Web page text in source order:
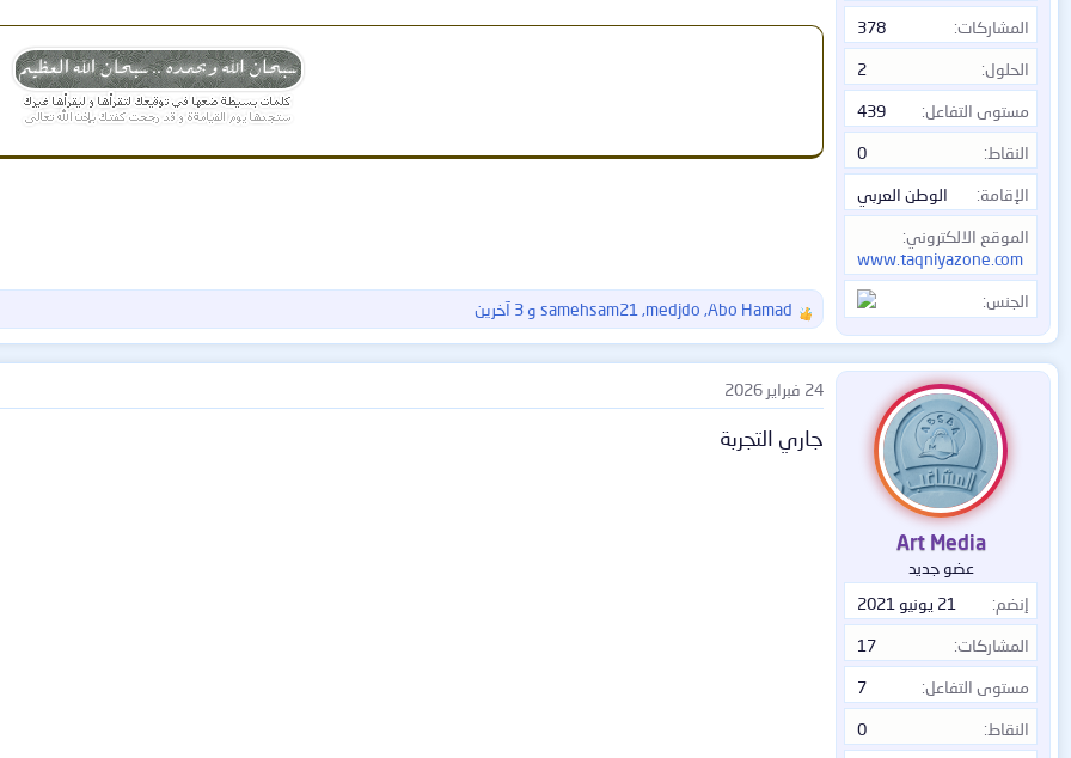
المشاركات 378
الحلول 2
مستوى التفاعل 439
النقاط 0
الإقامة الوطن العربي
الموقع الالكتروني
www.taqniyazone.com
الجنس
ل
ت
ف
ا
ع
ل
Abo Hamad
,
medjdo
,
samehsam21 و 3 آخرين
Art Media
عضو جديد
إنضم
21 يونيو 2021
المشاركات 17
مستوى التفاعل 7
النقاط 0
24 فبراير 2026
جاري التجربة